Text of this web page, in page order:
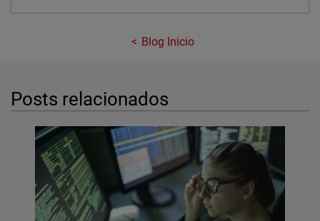
Blog Inicio
Posts relacionados